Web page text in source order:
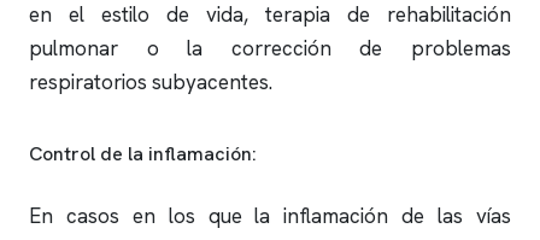
en el estilo de vida, terapia de rehabilitación
pulmonar o la corrección de problemas
respiratorios subyacentes.
Control de la inflamación:
En casos en los que la inflamación de las vías